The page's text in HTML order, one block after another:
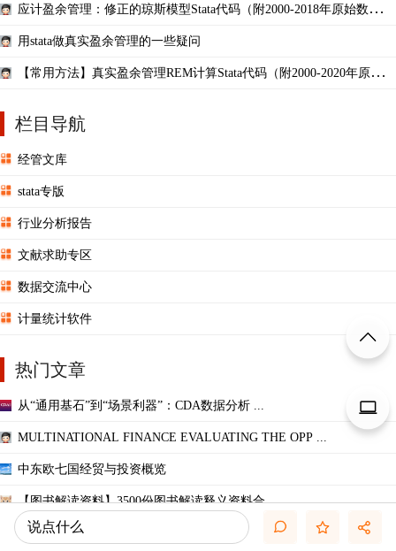
应计盈余管理：修正的琼斯模型Stata代码（附2000-2018年原始数据和
用stata做真实盈余管理的一些疑问
【常用方法】真实盈余管理REM计算Stata代码（附2000-2020年原始数
栏目导航
经管文库
stata专版
行业分析报告
文献求助专区
数据交流中心
计量统计软件
热门文章
从“通用基石”到“场景利器”：CDA数据分析 ...
MULTINATIONAL FINANCE EVALUATING THE OPP ...
中东欧七国经贸与投资概览
【图书解读资料】3500份图书解读释义资料合 ...
2026年电商 AI 市场洞察报告
说点什么